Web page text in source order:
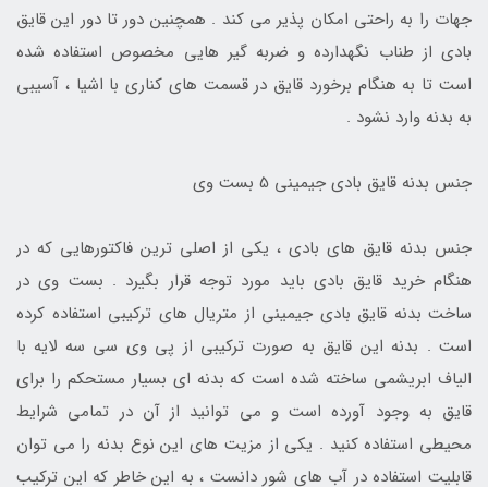
جهات را به راحتی امکان پذیر می کند . همچنین دور تا دور این قایق
بادی از طناب نگهدارده و ضربه گیر هایی مخصوص استفاده شده
است تا به هنگام برخورد قایق در قسمت های کناری با اشیا ، آسیبی
به بدنه وارد نشود .
جنس بدنه قایق بادی جیمینی 5 بست وی
جنس بدنه قایق های بادی ، یکی از اصلی ترین فاکتورهایی که در
هنگام خرید قایق بادی باید مورد توجه قرار بگیرد . بست وی در
ساخت بدنه قایق بادی جیمینی از متریال های ترکیبی استفاده کرده
است . بدنه این قایق به صورت ترکیبی از پی وی سی سه لایه با
الیاف ابریشمی ساخته شده است که بدنه ای بسیار مستحکم را برای
قایق به وجود آورده است و می توانید از آن در تمامی شرایط
محیطی استفاده کنید . یکی از مزیت های این نوع بدنه را می توان
قابلیت استفاده در آب های شور دانست ، به این خاطر که این ترکیب